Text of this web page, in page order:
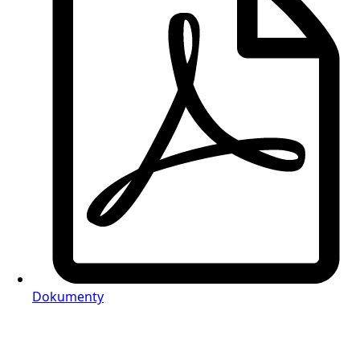
Dokumenty